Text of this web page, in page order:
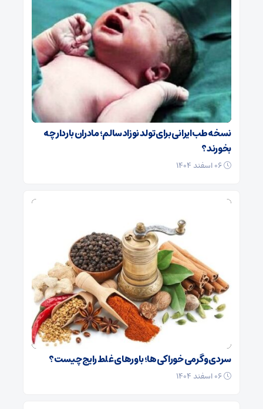
نسخه طب ایرانی برای تولد نوزاد سالم؛ مادران باردار چه
بخورند؟
سردی و گرمی خوراکی‌ها؛ باورهای غلط رایج چیست؟